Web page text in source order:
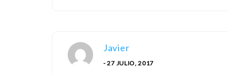
Javier
- 27 JULIO, 2017